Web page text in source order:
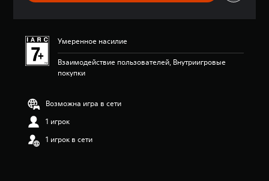
Умеренное насилие
Взаимодействие пользователей, Внутриигровые
покупки
Возможна игра в сети
1 игрок
1 игрок в сети